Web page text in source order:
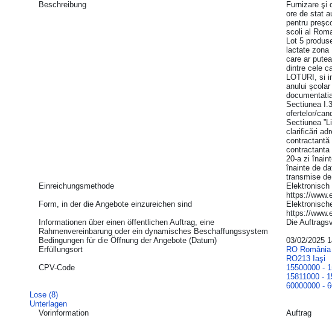
Beschreibung
Furnizare şi
ore de stat
pentru
scoli al
Lot 5
lactate
care ar
dintre cele
LOTURI, si
anului
Sectiunea
ofertelor/
Sectiunea
clarificări
20-a zi
înainte de
transmise
Einreichungsmethode
Elektronisch
https://
Form, in der die Angebote einzureichen sind
https://
Informationen über einen öffentlichen Auftrag, eine
Rahmenvereinbarung oder ein dynamisches Beschaffungssystem
Die
Bedingungen für die Öffnung der Angebote (Datum)
03/02/2025
Erfüllungsort
RO România
RO213 Iaşi
CPV-Code
15500000 -
15811000 -
60000000 -
Lose (8)
Unterlagen
Vorinformation
Auftrag